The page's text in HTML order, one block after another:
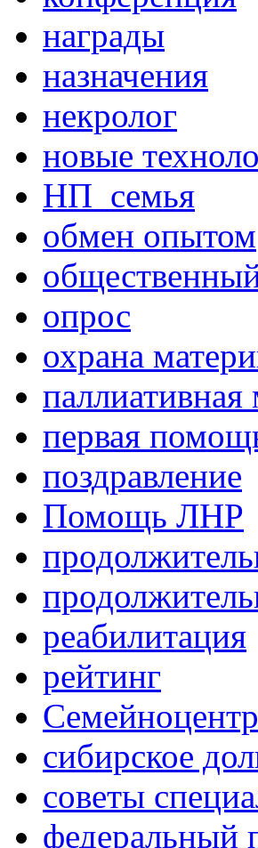
награды
назначения
некролог
новые
НП_семья
обмен опытом
опрос
охрана
первая
поздравление
Помощь ЛНР
реабилитация
рейтинг
сибирское
советы
федеральный